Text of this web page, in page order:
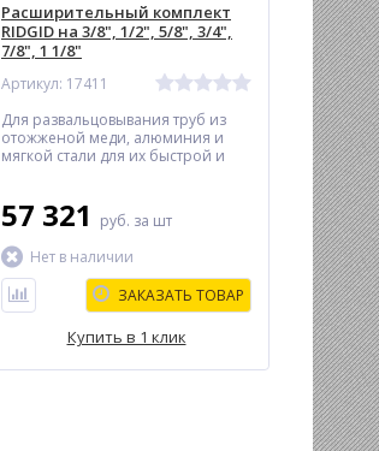
Расширительный комплект
RIDGID на 3/8", 1/2", 5/8", 3/4",
7/8", 1 1/8"
Артикул: 17411
Для развальцовывания труб из
отожженой меди, алюминия и
мягкой стали для их быстрой и
57 321 руб. за шт
Нет в наличии
ЗАКАЗАТЬ ТОВАР
Купить в 1 клик